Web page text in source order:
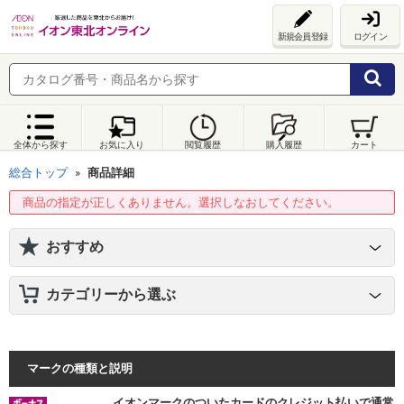
新規会員登録 ログイン
全体から探す お気に入り 閲覧履歴 購入履歴 カート
総合トップ 商品詳細
商品の指定が正しくありません。選択しなおしてください。
おすすめ
カテゴリーから選ぶ
マークの種類と説明